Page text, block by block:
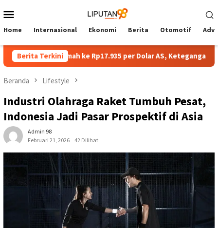
ke
Mobile
Home Internasional Ekonomi Berita Otomotif
Berita Terkini
Dibuka Melemah ke Rp17.935 per Dolar AS, Ketegangan Timur
Beranda Lifestyle
Industri Olahraga Raket Tumbuh Pesat,
Indonesia Jadi Pasar Prospektif di Asia
Admin 98
Februari 21, 2026
42 Dilihat